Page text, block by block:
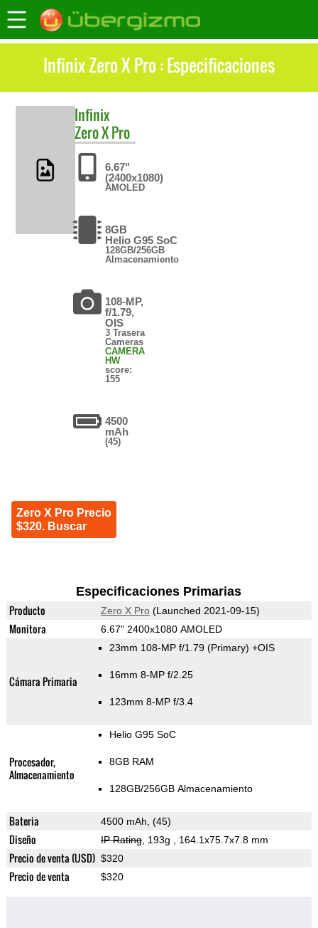
Infinix Zero X Pro : Especificaciones
Infinix
Zero X Pro
6.67"
(2400x1080)
AMOLED
8GB
Helio G95 SoC
128GB/256GB
Almacenamiento
108-MP,
f/1.79,
OIS
3 Trasera
Cameras
CAMERA
HW
score:
155
4500
mAh
(45)
Zero X Pro Precio
$320. Buscar
Especificaciones Primarias
Producto Zero X Pro(Launched 2021-09-15)
Monitora 6.67" 2400x1080 AMOLED
Cámara Primaria
23mm 108-MP f/1.79 (Primary) +OIS
16mm 8-MP f/2.25
123mm 8-MP f/3.4
Procesador,
Almacenamiento
Helio G95 SoC
8GB RAM
128GB/256GB Almacenamiento
Bateria 4500 mAh, (45)
Diseño IP Rating, 193g , 164.1x75.7x7.8 mm
Precio de venta (USD) $320
Precio de venta $320